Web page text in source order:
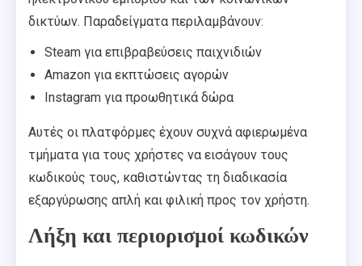
δικτύων. Παραδείγματα περιλαμβάνουν:
Steam για επιβραβεύσεις παιχνιδιών
Amazon για εκπτώσεις αγορών
Instagram για προωθητικά δώρα
Αυτές οι πλατφόρμες έχουν συχνά αφιερωμένα
τμήματα για τους χρήστες να εισάγουν τους
κωδικούς τους, καθιστώντας τη διαδικασία
εξαργύρωσης απλή και φιλική προς τον χρήστη.
Λήξη και περιορισμοί κωδικών